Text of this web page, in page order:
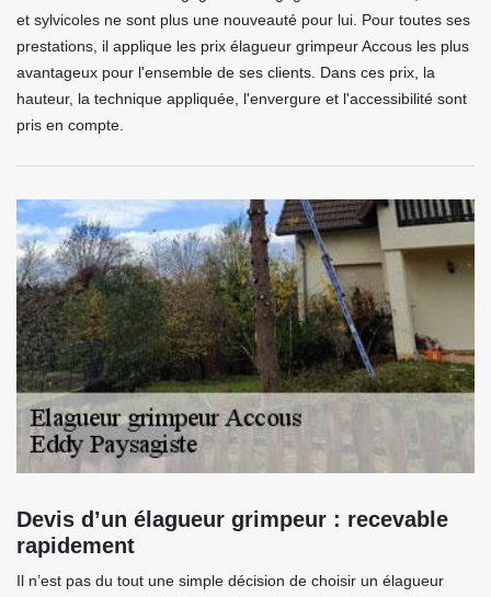
et sylvicoles ne sont plus une nouveauté pour lui. Pour toutes ses
prestations, il applique les prix élagueur grimpeur Accous les plus
avantageux pour l'ensemble de ses clients. Dans ces prix, la
hauteur, la technique appliquée, l'envergure et l'accessibilité sont
pris en compte.
Devis d’un élagueur grimpeur : recevable
rapidement
Il n’est pas du tout une simple décision de choisir un élagueur